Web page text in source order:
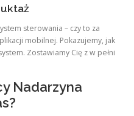
sterowania – czy to za
mobilnej. Pokazujemy, jak
Zostawiamy Cię z w pełni
Nadarzyna